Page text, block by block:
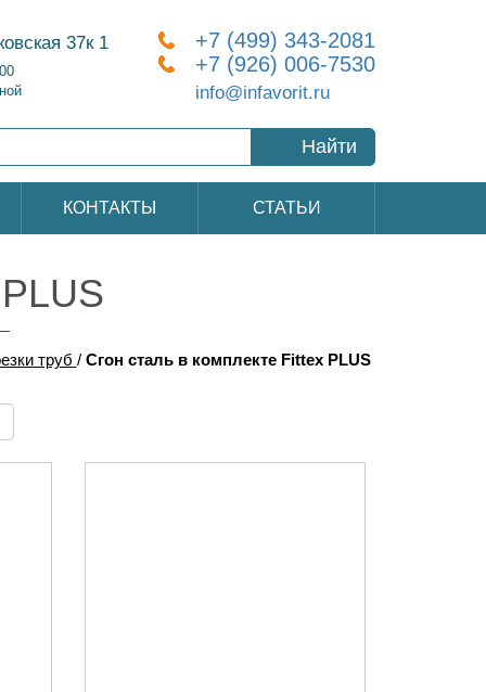
37к 1
+7 (499) 343-2081
+7 (926) 006-7530
info@infavorit.ru
Найти
КОНТАКТЫ СТАТЬИ
труб / Сгон сталь в комплекте Fittex PLUS